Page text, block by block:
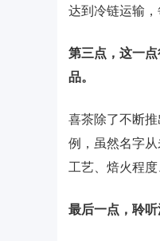
达到冷链运输，
第三点，这一
品。
喜茶除了不断
例，虽然名字
工艺、焙火程
最后一点，聆